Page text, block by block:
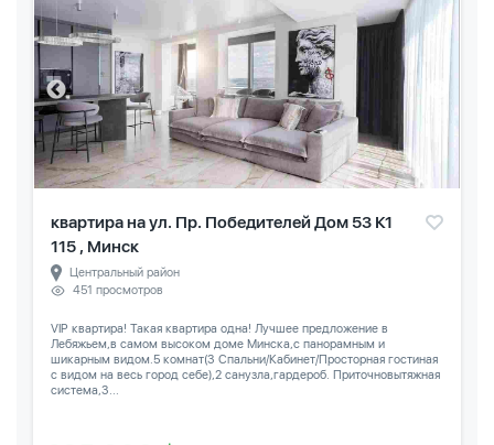
квартира на ул. Пр. Победителей Дом 53 К1
115 , Минск
Центральный район
451 просмотров
VIP квартира! Такая квартира одна! Лучшее предложение в
Лебяжьем,в самом высоком доме Минска,с панорамным и
шикарным видом.5 комнат(3 Спальни/Кабинет/Просторная гостиная
с видом на весь город себе),2 санузла,гардероб. Приточновытяжная
система,3...